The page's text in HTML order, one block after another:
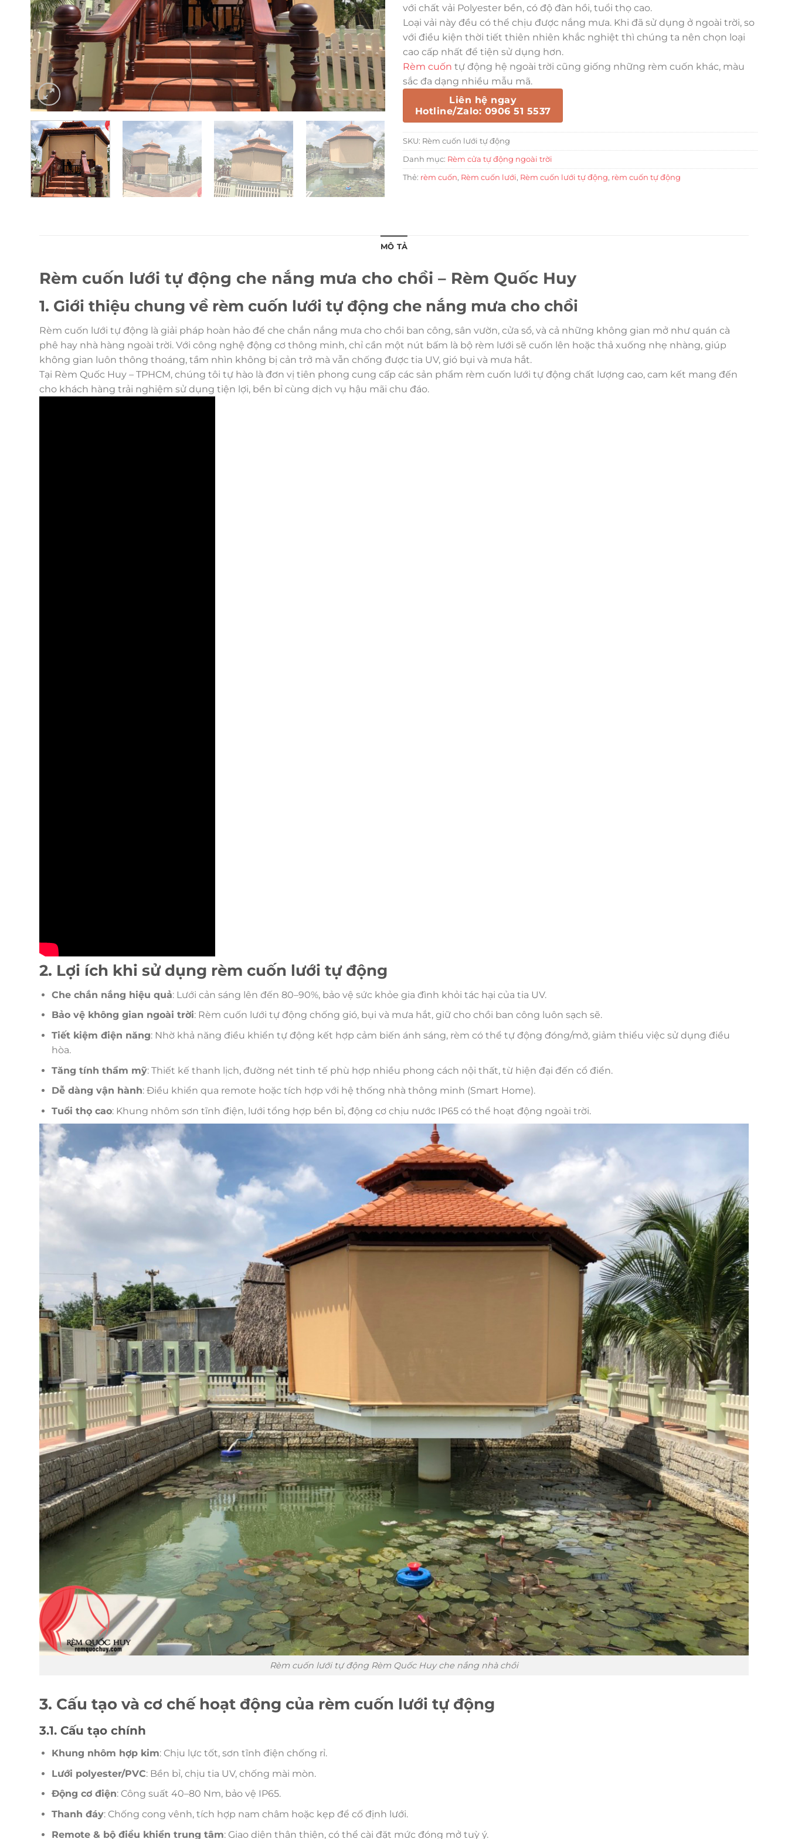
với chất vải Polyester bền, có độ đàn hồi, tuổi thọ cao.
Loại vải này đều có thể chịu được nắng mưa. Khi đã sử dụng ở ngoài trời, so
với điều kiện thời tiết thiên nhiên khắc nghiệt thì chúng ta nên chọn loại
cao cấp nhất để tiện sử dụng hơn.
Rèm cuốn tự động hệ ngoài trời cũng giống những rèm cuốn khác, màu
sắc đa dạng nhiều mẫu mã.
Liên hệ ngay
Hotline/Zalo: 0906 51 5537
SKU: Rèm cuốn lưới tự động
Danh mục: Rèm cửa tự động ngoài trời
Thẻ: rèm cuốn, Rèm cuốn lưới, Rèm cuốn lưới tự động, rèm cuốn tự động
MÔ TẢ
Rèm cuốn lưới tự động che nắng mưa cho chồi – Rèm Quốc Huy
1. Giới thiệu chung về rèm cuốn lưới tự động che nắng mưa cho chồi
Rèm cuốn lưới tự động là giải pháp hoàn hảo để che chắn nắng mưa cho chồi ban công, sân vườn, cửa sổ, và cả những không gian mở như quán cà
phê hay nhà hàng ngoài trời. Với công nghệ động cơ thông minh, chỉ cần một nút bấm là bộ rèm lưới sẽ cuốn lên hoặc thả xuống nhẹ nhàng, giúp
không gian luôn thông thoáng, tầm nhìn không bị cản trở mà vẫn chống được tia UV, gió bụi và mưa hắt.
Tại Rèm Quốc Huy – TPHCM, chúng tôi tự hào là đơn vị tiên phong cung cấp các sản phẩm rèm cuốn lưới tự động chất lượng cao, cam kết mang đến
cho khách hàng trải nghiệm sử dụng tiện lợi, bền bỉ cùng dịch vụ hậu mãi chu đáo.
2. Lợi ích khi sử dụng rèm cuốn lưới tự động
Che chắn nắng hiệu quả: Lưới cản sáng lên đến 80–90%, bảo vệ sức khỏe gia đình khỏi tác hại của tia UV.
Bảo vệ không gian ngoài trời: Rèm cuốn lưới tự động chống gió, bụi và mưa hắt, giữ cho chồi ban công luôn sạch sẽ.
Tiết kiệm điện năng: Nhờ khả năng điều khiển tự động kết hợp cảm biến ánh sáng, rèm có thể tự động đóng/mở, giảm thiểu việc sử dụng điều
hòa.
Tăng tính thẩm mỹ: Thiết kế thanh lịch, đường nét tinh tế phù hợp nhiều phong cách nội thất, từ hiện đại đến cổ điển.
Dễ dàng vận hành: Điều khiển qua remote hoặc tích hợp với hệ thống nhà thông minh (Smart Home).
Tuổi thọ cao: Khung nhôm sơn tĩnh điện, lưới tổng hợp bền bỉ, động cơ chịu nước IP65 có thể hoạt động ngoài trời.
Rèm cuốn lưới tự động Rèm Quốc Huy che nắng nhà chồi
3. Cấu tạo và cơ chế hoạt động của rèm cuốn lưới tự động
3.1. Cấu tạo chính
Khung nhôm hợp kim: Chịu lực tốt, sơn tĩnh điện chống rỉ.
Lưới polyester/PVC: Bền bỉ, chịu tia UV, chống mài mòn.
Động cơ điện: Công suất 40–80 Nm, bảo vệ IP65.
Thanh đáy: Chống cong vênh, tích hợp nam châm hoặc kẹp để cố định lưới.
Remote & bộ điều khiển trung tâm: Giao diện thân thiện, có thể cài đặt mức đóng mở tuỳ ý.